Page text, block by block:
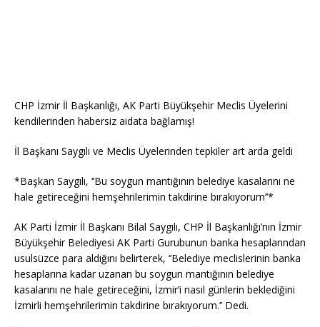
CHP İzmir İl Başkanlığı, AK Parti Büyükşehir Meclis Üyelerini
kendilerinden habersiz aidata bağlamış!
İl Başkanı Saygılı ve Meclis Üyelerinden tepkiler art arda geldi
*Başkan Saygılı, ‘’Bu soygun mantığının belediye kasalarını ne
hale getireceğini hemşehrilerimin takdirine bırakıyorum’’*
AK Parti İzmir İl Başkanı Bilal Saygılı, CHP İl Başkanlığı’nın İzmir
Büyükşehir Belediyesi AK Parti Gurubunun banka hesaplarından
usulsüzce para aldığını belirterek, ‘’Belediye meclislerinin banka
hesaplarına kadar uzanan bu soygun mantığının belediye
kasalarını ne hale getireceğini, İzmir’i nasıl günlerin beklediğini
İzmirli hemşehrilerimin takdirine bırakıyorum.’’ Dedi.